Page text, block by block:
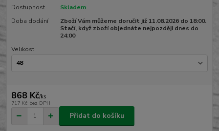
Dostupnost
Skladem
Doba dodání
Zboží Vám můžeme doručit již 11.08.2026 do 18:00.
Stačí, když zboží objednáte nejpozději dnes do
24:00
Velikost
868 Kč/ks
717 Kč bez DPH
Přidat do košíku